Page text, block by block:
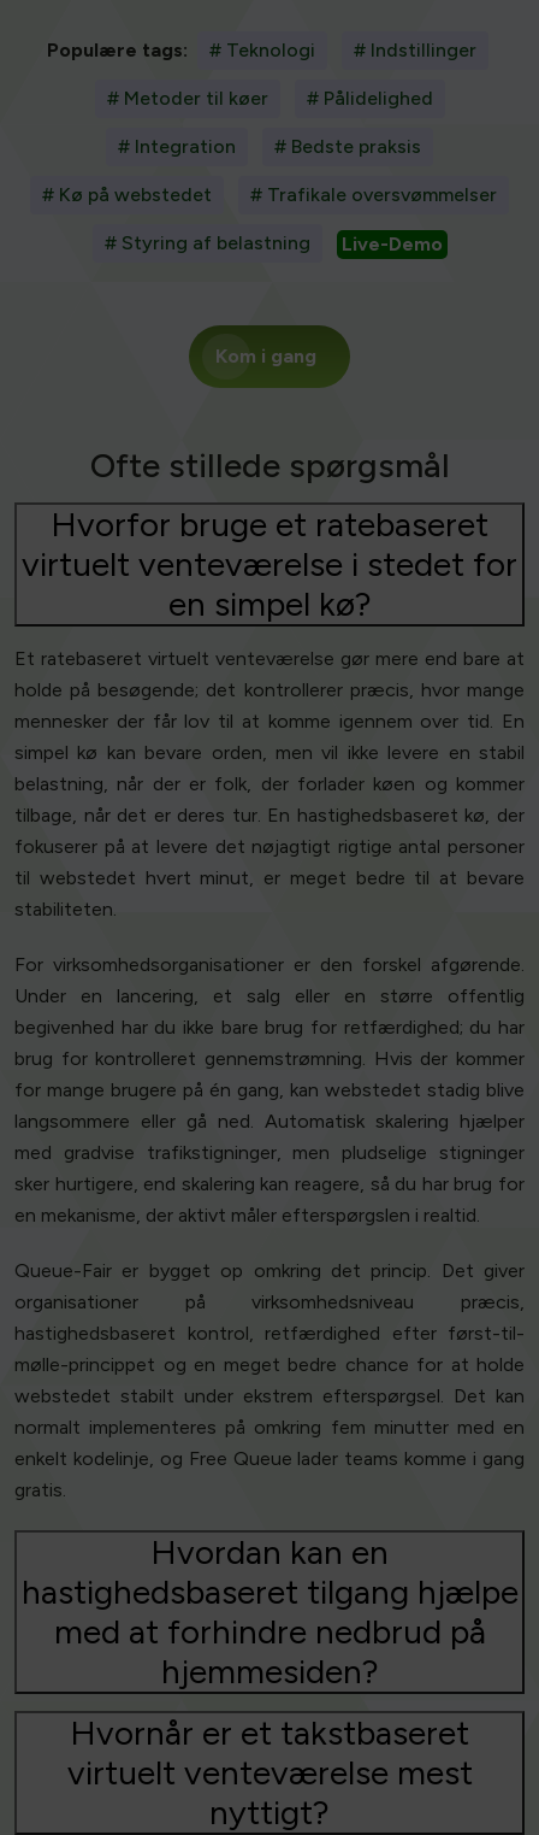
Populære tags: # Teknologi # Indstillinger
# Metoder til køer # Pålidelighed
# Integration # Bedste praksis
# Kø på webstedet # Trafikale oversvømmelser
# Styring af belastning Live-Demo
Kom i gang
Ofte stillede spørgsmål
Hvorfor bruge et ratebaseret
virtuelt venteværelse i stedet for
en simpel kø?
Et ratebaseret virtuelt venteværelse gør mere end bare at
holde på besøgende; det kontrollerer præcis, hvor mange
mennesker der får lov til at komme igennem over tid. En
simpel kø kan bevare orden, men vil ikke levere en stabil
belastning, når der er folk, der forlader køen og kommer
tilbage, når det er deres tur. En hastighedsbaseret kø, der
fokuserer på at levere det nøjagtigt rigtige antal personer
til webstedet hvert minut, er meget bedre til at bevare
stabiliteten.
For virksomhedsorganisationer er den forskel afgørende.
Under en lancering, et salg eller en større offentlig
begivenhed har du ikke bare brug for retfærdighed; du har
brug for kontrolleret gennemstrømning. Hvis der kommer
for mange brugere på én gang, kan webstedet stadig blive
langsommere eller gå ned. Automatisk skalering hjælper
med gradvise trafikstigninger, men pludselige stigninger
sker hurtigere, end skalering kan reagere, så du har brug for
en mekanisme, der aktivt måler efterspørgslen i realtid.
Queue-Fair er bygget op omkring det princip. Det giver
organisationer på virksomhedsniveau præcis,
hastighedsbaseret kontrol, retfærdighed efter først-til-
mølle-princippet og en meget bedre chance for at holde
webstedet stabilt under ekstrem efterspørgsel. Det kan
normalt implementeres på omkring fem minutter med en
enkelt kodelinje, og Free Queue lader teams komme i gang
gratis.
Hvordan kan en
hastighedsbaseret tilgang hjælpe
med at forhindre nedbrud på
hjemmesiden?
Hvornår er et takstbaseret
virtuelt venteværelse mest
nyttigt?